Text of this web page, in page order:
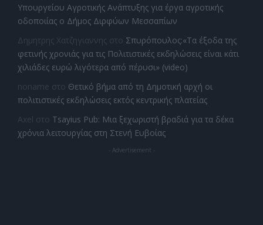
Υπουργείου Αγροτικής Ανάπτυξης για έργα αγροτικής
οδοποιίας ο Δήμος Διρφύων Μεσσαπίων
Δημητρης Χατζηγιαννης στο Σπυρόπουλος:«Τα έξοδα της
φετινής χρονιάς για τις Πολιτιστικές εκδηλώσεις είναι κάτι
χιλιάδες ευρώ λιγότερα από πέρυσι» (video)
noname στο Θετικό βήμα από τη Δημοτική αρχή οι
πολιτιστικές εκδηλώσεις εκτός κεντρικής πλατείας
Axel στο Tsayius Pub: Μια ξεχωριστή βραδιά για τα δέκα
χρόνια λειτουργίας στη Στενή Ευβοίας
- Advertisement -